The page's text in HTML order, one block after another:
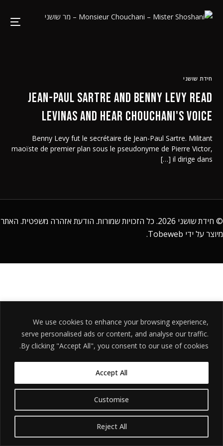
We use cookies to enhance your browsing experience,
serve personalised ads or content, and analyse our traffic.
By clicking "Accept All", you consent to our use of cookies.
Customise
Reject All
Accept All
חידת שושני
Jean-Paul Sartre and Benny Levy read
Levinas and hear Chouchani's voice
Benny Levy fut le secrétaire de Jean-Paul Sartre. Militant
maoïste de premier plan sous le pseudonyme de Pierre Victor,
il dirige dans […]
© חידת שושני הודעת אזהרה משפטית. האתר
מיוצר על ידי Tobeweb
.